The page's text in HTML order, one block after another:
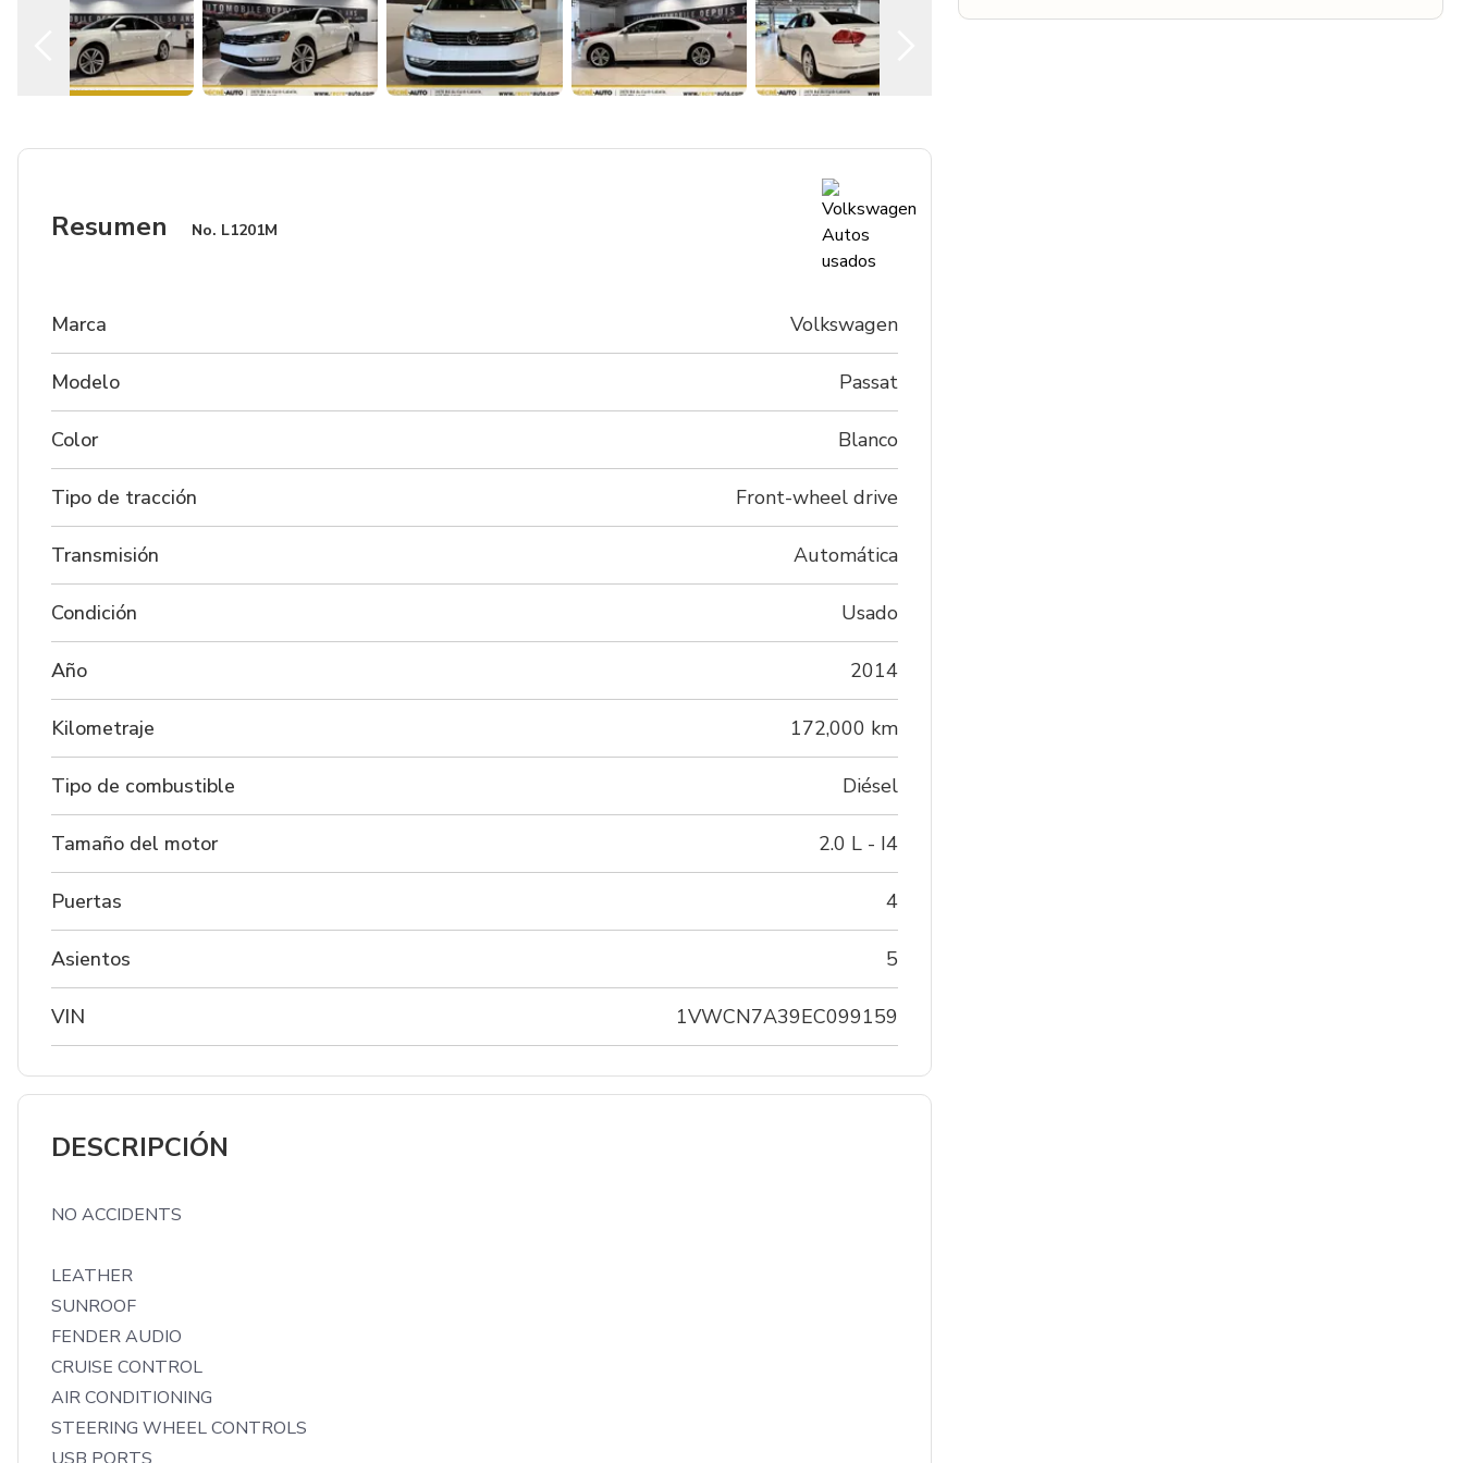
Resumen No. L1201M
Marca Volkswagen
Modelo Passat
Color Blanco
Tipo de tracción Front-wheel drive
Transmisión Automática
Condición Usado
Año 2014
Kilometraje 172,000 km
Tipo de combustible Diésel
Tamaño del motor 2.0 L - I4
Puertas 4
Asientos 5
VIN 1VWCN7A39EC099159
DESCRIPCIÓN
NO ACCIDENTS
LEATHER
SUNROOF
FENDER AUDIO
CRUISE CONTROL
AIR CONDITIONING
STEERING WHEEL CONTROLS